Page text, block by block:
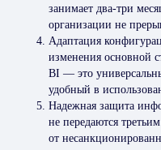
занимает два-три
организации не
Адаптация
изменения основной
BI — это
удобный в
Надежная защита
не передаются
от